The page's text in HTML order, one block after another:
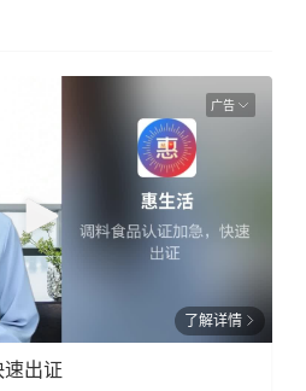
广告
了解详情
出证